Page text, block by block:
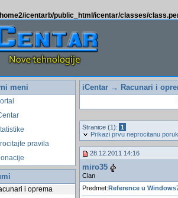
icentarb/public_html/icentar/classes/
meni
pravila
i oprema
iCentar→ Racunari i
Stranice (1): 1
Prikazi prvu neprocitanu
28.12.2011 14:16
miro35
Clan
Predmet:Reference u